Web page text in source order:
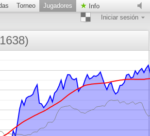
Torneo Jugadores
Info
Iniciar sesión